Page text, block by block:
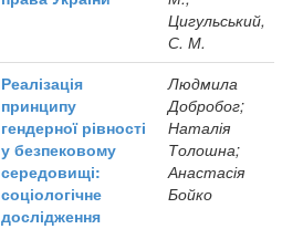
Цигульський,
С. М.
Реалізація
принципу
гендерної рівності
у безпековому
середовищі:
соціологічне
дослідження
Людмила
Добробог;
Наталія
Толошна;
Анастасія
Бойко